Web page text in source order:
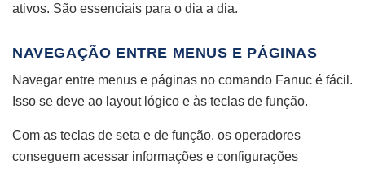
ativos. São essenciais para o dia a dia.
NAVEGAÇÃO ENTRE MENUS E PÁGINAS
Navegar entre menus e páginas no comando Fanuc é fácil.
Isso se deve ao layout lógico e às teclas de função.
Com as teclas de seta e de função, os operadores
conseguem acessar informações e configurações